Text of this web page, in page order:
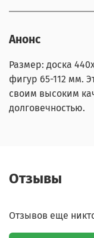
Анонс
Размер: доска
фигур 65-112 мм.
своим высоким
долговечностью.
Отзывы
Отзывов еще